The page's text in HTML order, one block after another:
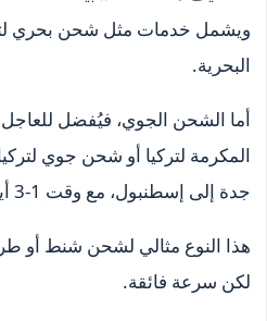
ويشمل خدمات مثل شحن بحري
البحرية.
أما الشحن الجوي، فيُفضل
المكرمة لتركيا أو شحن جوي
جدة إلى إسطنبول، مع وقت 1-3 أيام.
هذا النوع مثالي لشحن شنط أو
لكن سرعة فائقة.